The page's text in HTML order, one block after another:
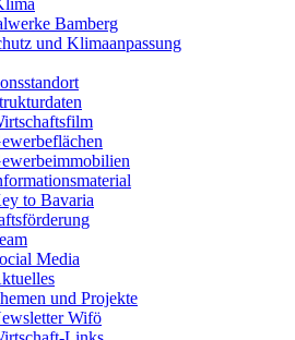
Bamberg
und Klimaanpassung
to Bavaria
Media
und Projekte
Wifö